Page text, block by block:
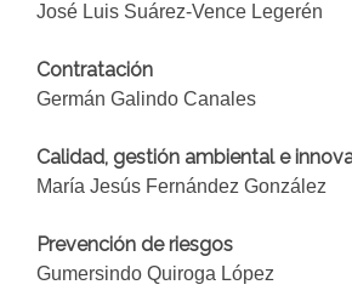
José Luis Suárez-Vence Legerén
Contratación
Germán Galindo Canales
Calidad, gestión ambiental e
María Jesús Fernández González
Prevención de riesgos
Gumersindo Quiroga López